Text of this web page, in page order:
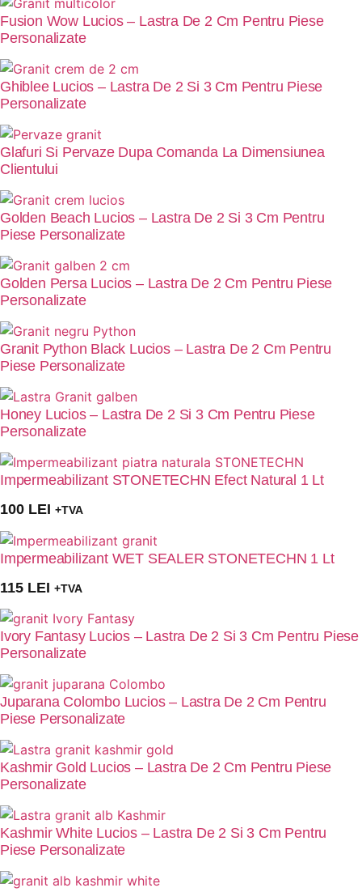
Fusion Wow Lucios – Lastra De 2 Cm Pentru Piese
Personalizate
Ghiblee Lucios – Lastra De 2 Si 3 Cm Pentru Piese
Personalizate
Glafuri Si Pervaze Dupa Comanda La Dimensiunea
Clientului
Golden Beach Lucios – Lastra De 2 Si 3 Cm Pentru
Piese Personalizate
Golden Persa Lucios – Lastra De 2 Cm Pentru Piese
Personalizate
Granit Python Black Lucios – Lastra De 2 Cm Pentru
Piese Personalizate
Honey Lucios – Lastra De 2 Si 3 Cm Pentru Piese
Personalizate
Impermeabilizant STONETECHN Efect Natural 1 Lt
100 LEI +TVA
Impermeabilizant WET SEALER STONETECHN 1 Lt
115 LEI +TVA
Ivory Fantasy Lucios – Lastra De 2 Si 3 Cm Pentru Piese
Personalizate
Juparana Colombo Lucios – Lastra De 2 Cm Pentru
Piese Personalizate
Kashmir Gold Lucios – Lastra De 2 Cm Pentru Piese
Personalizate
Kashmir White Lucios – Lastra De 2 Si 3 Cm Pentru
Piese Personalizate